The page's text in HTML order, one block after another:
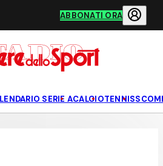
ABBONATI ORA
SERIE ACALCIOTENNIS